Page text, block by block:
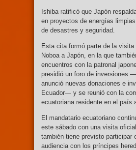
Ishiba ratificó que Japón
en proyectos de energías
de desastres y seguridad.
Esta cita formó parte de la visita
Noboa a Japón, en la que
encuentros con la patronal
presidió un foro de inversiones
anunció nuevas donaciones e
Ecuador— y se reunió con la
ecuatoriana residente en el país
El mandatario ecuatoriano
este sábado con una visita
también tiene previsto participar
audiencia con los príncipes